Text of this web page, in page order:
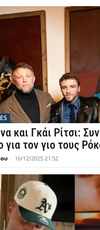
και Γκάι Ρίτσι:
για τον γιο τους
- 16/12/2025 21:52